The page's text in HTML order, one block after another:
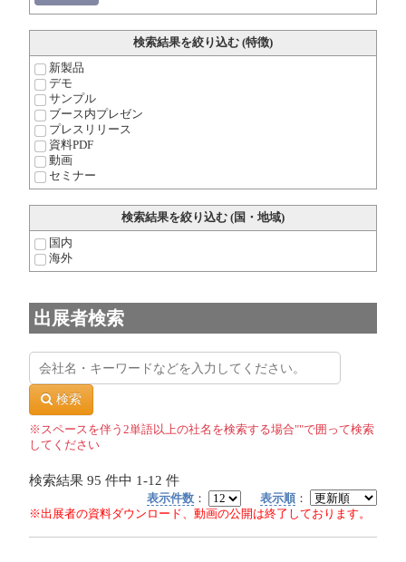
検索結果を絞り込む (特徴)
新製品
デモ
サンプル
ブース内プレゼン
プレスリリース
資料PDF
動画
セミナー
検索結果を絞り込む (国・地域)
国内
海外
出展者検索
検索
※スペースを伴う2単語以上の社名を検索する場合""で囲って検索
してください
検索結果 95 件中 1-12 件
表示件数 ： 表示順 ：
※出展者の資料ダウンロード、動画の公開は終了しております。